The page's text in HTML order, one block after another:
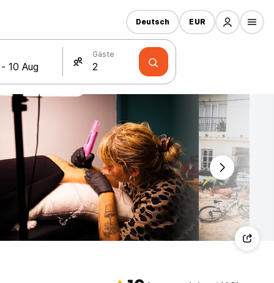
Gäste
Deutsch EUR